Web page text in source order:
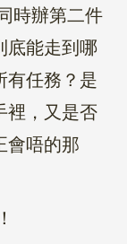
辦第二件
底能走到哪
有任務？是
裡，又是否
會唔的那